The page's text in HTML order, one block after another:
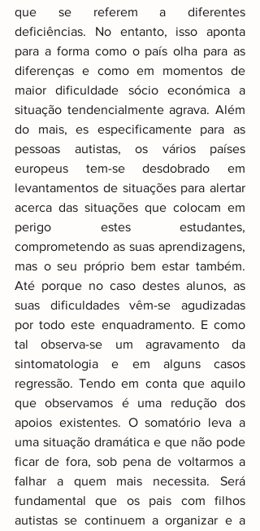
que se referem a diferentes
deficiências. No entanto, isso aponta
para a forma como o país olha para as
diferenças e como em momentos de
maior dificuldade sócio económica a
situação tendencialmente agrava. Além
do mais, es especificamente para as
pessoas autistas, os vários países
europeus tem-se desdobrado em
levantamentos de situações para alertar
acerca das situações que colocam em
perigo estes estudantes,
comprometendo as suas aprendizagens,
mas o seu próprio bem estar também.
Até porque no caso destes alunos, as
suas dificuldades vêm-se agudizadas
por todo este enquadramento. E como
tal observa-se um agravamento da
sintomatologia e em alguns casos
regressão. Tendo em conta que aquilo
que observamos é uma redução dos
apoios existentes. O somatório leva a
uma situação dramática e que não pode
ficar de fora, sob pena de voltarmos a
falhar a quem mais necessita. Será
fundamental que os pais com filhos
autistas se continuem a organizar e a